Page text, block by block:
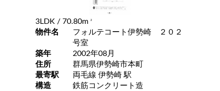
3LDK / 70.80m 2
物件名
フォルテコート伊勢崎 ２０２
号室
築年
2002年08月
住所
群馬県伊勢崎市本町
最寄駅
両毛線 伊勢崎 駅
構造
鉄筋コンクリート造